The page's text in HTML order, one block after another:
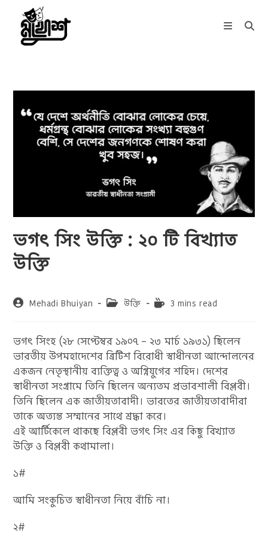
content
ভগৎ সিং উক্তি : ২০ টি বিখ্যাত
উক্তি
PostMehadi Bhuiyan
Postউক্তি
Reading3 mins read
ভগৎ সিংহ (২৮ সেপ্টেম্বর ১৯০৭ – ২৩ মার্চ ১৯৩১) ছিলেন
ভারতীয় উপমহাদেশের ব্রিটিশ বিরোধী স্বাধীনতা আন্দোলনের
একজন নেতৃস্থানীয় ব্যক্তিত্ব ও অগ্নিযুগের শহিদ। দেশের
স্বাধীনতা সংগ্রামে তিনি ছিলেন অন্যতম প্রভাবশালী বিপ্লবী।
তিনি ছিলেন এক জাতীয়তাবাদী। ভারতের জাতীয়তাবাদীরা
তাকে অত্যন্ত সম্মানের সাথে শ্রদ্ধা করে।
এই আর্টিকেলে থাকছে বিপ্লবী ভগৎ সিং এর কিছু বিখ্যাত
উক্তি ও বিপ্লবী কথামালা।
১#
আমি সংকুচিত স্বাধীনতা নিয়ে বাঁচি না।
২#